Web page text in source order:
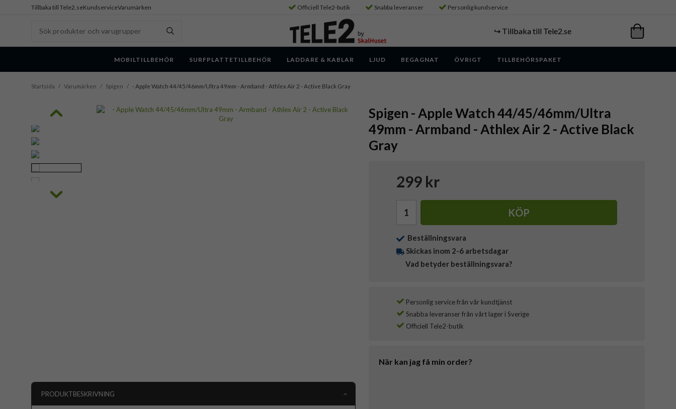
Tillbaka till Tele2.seKundserviceVarumärken Officiell Tele2-butik Snabba leveranser Personlig kundservice
↪️ Tillbaka till Tele2.se
MOBILTILLBEHÖR SURFPLATTETILLBEHÖR LADDARE & KABLAR LJUD BEGAGNAT ÖVRIGT TILLBEHÖRSPAKET
Startsida / Varumärken / Spigen / - Apple Watch 44/45/46mm/Ultra 49mm - Armband - Athlex Air 2 - Active Black Gray
Spigen - Apple Watch 44/45/46mm/Ultra
49mm - Armband - Athlex Air 2 - Active Black
Gray
299 kr
KÖP
Beställningsvara
Skickas inom 2-6 arbetsdagar
Vad betyder beställningsvara?
Personlig service från vår kundtjänst
Snabba leveranser från vårt lager i Sverige
Officiell Tele2-butik
När kan jag få min order?
PRODUKTBESKRIVNING